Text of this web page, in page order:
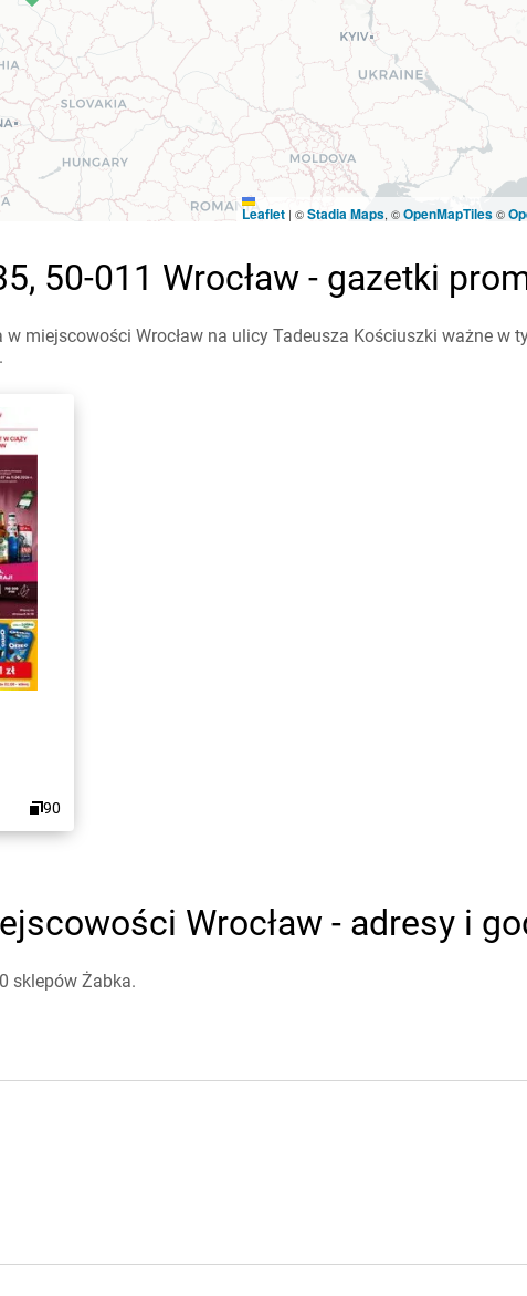
Leaflet | ©Stadia Maps, ©OpenMapTiles©
50-011 Wrocław - gazetki
miejscowości Wrocław na ulicy Tadeusza Kościuszki ważne w
90
Wrocław - adresy i
sklepów Żabka.